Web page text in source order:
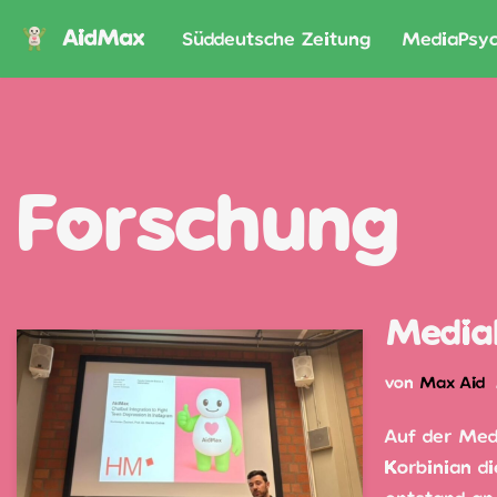
AidMax Süddeutsche Zeitung
Forschung
von Max Aid
Auf der
Korbinian